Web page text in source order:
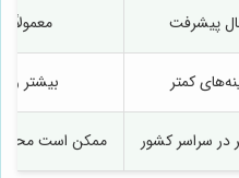
پیشرفت معمولاً
کمتر بیشتر و
در سراسر کشور ممکن است